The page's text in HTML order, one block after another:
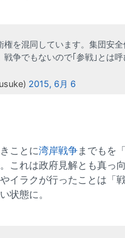
権を混同しています。集団安
戦争でもないので｢参戦｣とは呼
2015, 6月 6
ことに湾岸戦争までもを
これは政府見解とも真っ
イラクが行ったことは「
状態に。